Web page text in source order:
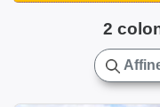
2